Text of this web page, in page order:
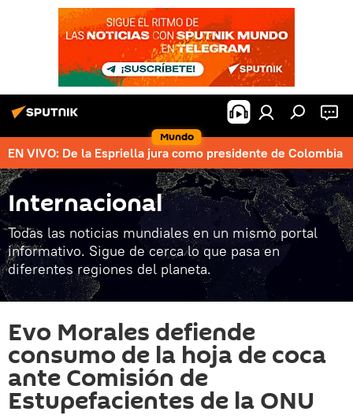
Mundo
EN VIVO: De la Espriella jura como presidente de Colombia
Internacional
Todas las noticias mundiales en un mismo portal
informativo. Sigue de cerca lo que pasa en
diferentes regiones del planeta.
Evo Morales defiende
consumo de la hoja de coca
ante Comisión de
Estupefacientes de la ONU